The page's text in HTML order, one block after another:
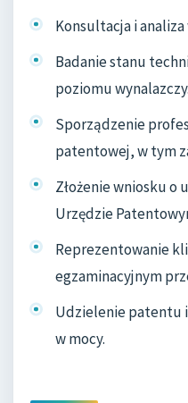
Konsultacja i
Badanie stanu
poziomu wynalazczy.
Sporządzenie
patentowej, w tym
Złożenie wniosku
Urzędzie
Reprezentowanie
egzaminacyjnym
Udzielenie patentu
w mocy.